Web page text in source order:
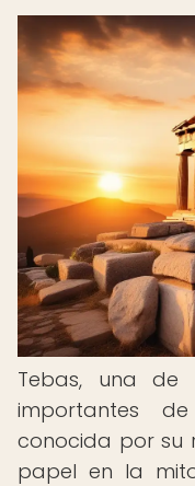
Tebas, una de
importantes
conocida por su
papel en la